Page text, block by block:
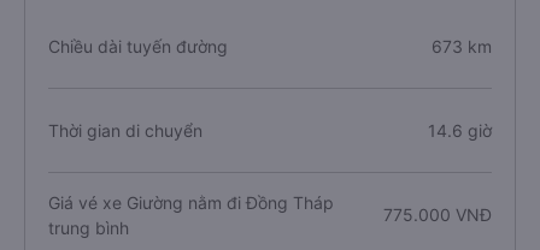
Chiều dài tuyến đường 673 km
Thời gian di chuyển 14.6 giờ
Giá vé xe Giường nằm đi Đồng Tháp
trung bình
775.000 VNĐ